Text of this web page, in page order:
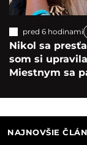
pred 6 hodinami
Nikol sa
som si
Miestnym sa
NAJNOVŠIE